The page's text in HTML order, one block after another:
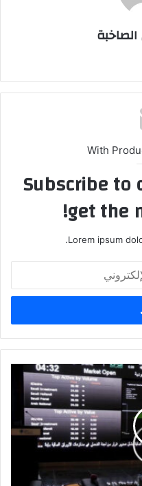
With
Subscribe to
get the
Lorem ipsum